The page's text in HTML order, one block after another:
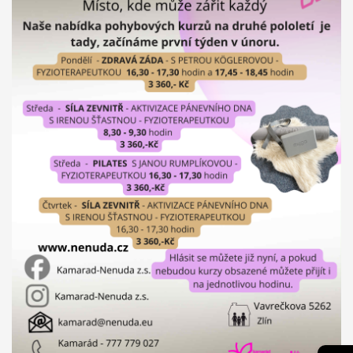
Budou svou činností propagovat EDS a program Erasmus+.Mezi
hlavní aktivity bude patřit seznámení místní komunity i
dobrovolníka s novou kulturou.
Projekty 2015:
Ministerstvo práce a sociálních věcí ve spolupráci s
občanským sdružením Kamarád Nenuda realizují v
letošním roce projekty Bezpečné hnízdo a Snoezelen.
Projekt zároveň napomáhá zdravému vývoji dítěte, přes
zkvalitnění vztahů v rodině a prostřednictvím rodinného
zážitkového odpoledne až ke komplexnímu poradenství, které
je pro rodiny k dispozici po celou dobu projektu.Druhý projekt,
multisenzorická místnost Snoezelen, slouží jako inovativní
metoda pro sociálně znevýhodněné rodiny, specificky pro
rodiny s ohroženými dětmi. Pobyt v místnosti Snoezelen je
přelomovým trávením volného času dětí i dospělých. Jedná se
zároveň o efektivní metodu řešení civilizačních problémů.
Pozitivní vliv této metody je vidět u poruch jako jsou
hyperaktivita, nedostatečná schopnost soustředění, strach,